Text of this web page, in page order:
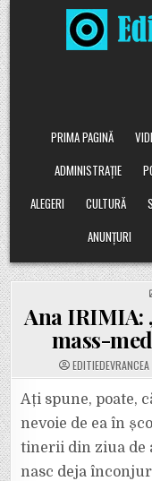
Skip
to
content
PRIMA PAGINĂ
ADMINISTRAȚIE
ALEGERI
CULTURĂ
ANUNȚURI
Ana IRIMIA:
mass-
EDITIEDEVRANCEA
Ați spune, poate,
nevoie de ea în
tinerii din ziua de
nasc deja